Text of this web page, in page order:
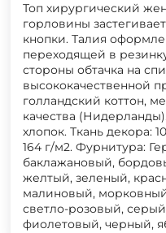
Топ хирургический
горловины
кнопки. Талия
переходящей в
стороны обтачка на
высококачественной
голландский коттон,
качества
хлопок. Ткань декора:
164 г/м2. Фурнитура:
баклажановый,
желтый, зеленый,
малиновый,
светло-розовый,
фиолетовый, черный,